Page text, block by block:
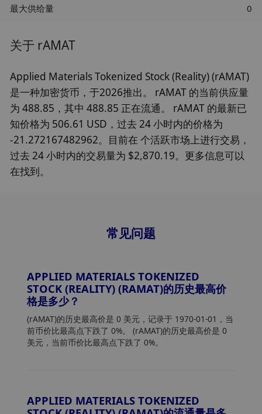
最大供给量 0
关于 rAMAT
Applied Materials Tokenized Stock (Reality) (rAMAT)
是一种加密货币，于2026推出。 rAMAT 的当前供应量
为 488.85，其中 488.85 正在流通。 rAMAT 的最新已
知价格为 506.61 USD，过去 24 小时内的价格为
-21.272167482962。目前在 个活跃市场上进行交易，
过去 24 小时内的交易量为 $2,870.19。更多信息可以
在找到。
常见问题
APPLIED MATERIALS TOKENIZED
STOCK (REALITY) (RAMAT)的历史最高价
格是多少？
(rAMAT)的历史最高价是 0 美元，记录于 1970-01-01，当
前币价比最高点下跌了 0%。 (rAMAT)的历史最高价是 0
美元，当前币价比最高点下跌了 0%。
APPLIED MATERIALS TOKENIZED